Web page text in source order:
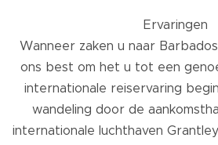
Ervaringen
Wanneer zaken u naar
ons best om het u tot een
internationale reiservaring
wandeling door de
internationale luchthaven